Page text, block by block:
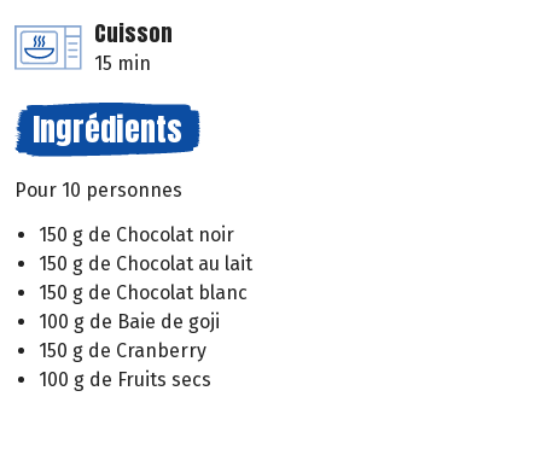
Cuisson
15 min
Ingrédients
Pour 10 personnes
150 g de Chocolat noir
150 g de Chocolat au lait
150 g de Chocolat blanc
100 g de Baie de goji
150 g de Cranberry
100 g de Fruits secs